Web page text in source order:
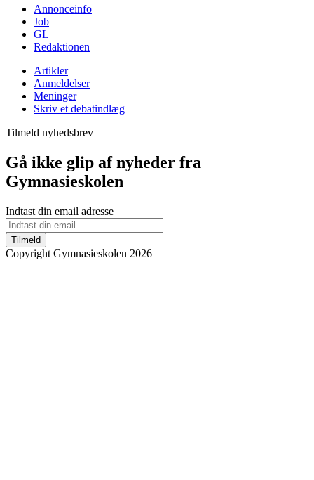
Annonceinfo
Job
GL
Redaktionen
Artikler
Anmeldelser
Meninger
Skriv et debatindlæg
Tilmeld nyhedsbrev
Gå ikke glip af nyheder fra
Gymnasieskolen
Indtast din email adresse
Tilmeld
Copyright Gymnasieskolen 2026